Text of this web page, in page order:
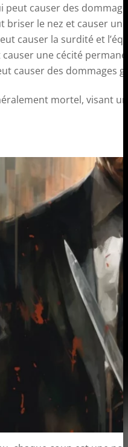
peut causer des
briser le nez et causer
causer la surdité et
une cécité
causer des dommages
mortel, visant